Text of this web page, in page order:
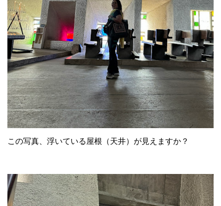
この写真、浮いている屋根（天井）が見えますか？